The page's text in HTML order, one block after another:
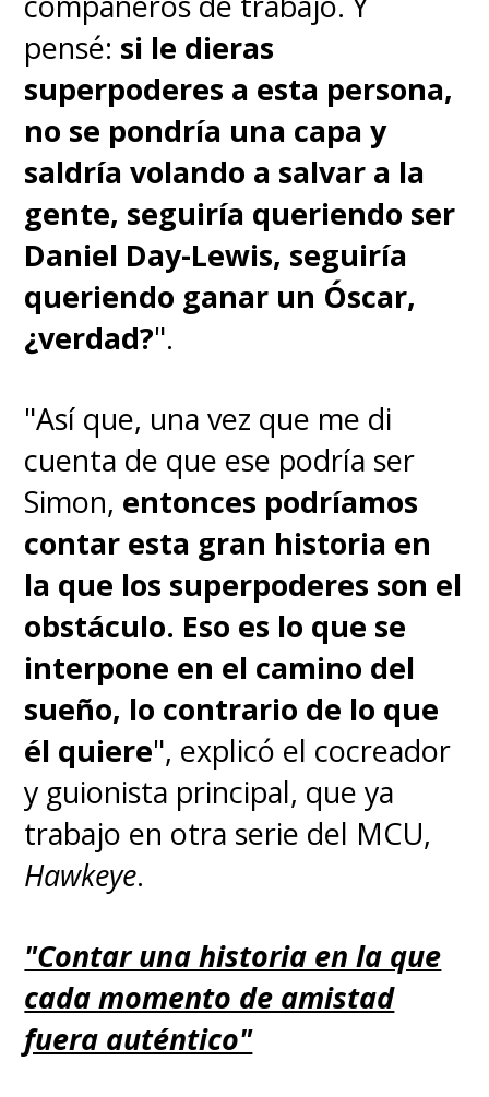
pensé: si le dieras
superpoderes a esta persona,
no se pondría una capa y
saldría volando a salvar a la
gente, seguiría queriendo ser
Daniel Day-Lewis, seguiría
queriendo ganar un Óscar,
¿verdad?".
"Así que, una vez que me di
cuenta de que ese podría ser
Simon, entonces podríamos
contar esta gran historia en
la que los superpoderes son el
obstáculo. Eso es lo que se
interpone en el camino del
sueño, lo contrario de lo que
él quiere", explicó el cocreador
y guionista principal, que ya
trabajo en otra serie del MCU,
Hawkeye.
"Contar una historia en la que
cada momento de amistad
fuera auténtico"